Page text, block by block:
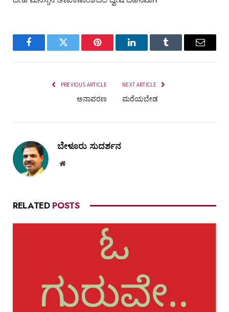
FacebookTwitter Pinterest LinkedInTumblr Email
PREVIOUS ARTICLE
ಅನಾವರಣ
NEXT ARTICLE
ಮರೆಯಬೇಡ
ಬೇಳೂರು ಸುದರ್ಶನ
Website
RELATED POSTS